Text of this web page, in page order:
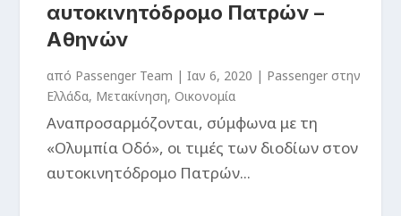
αυτοκινητόδρομο Πατρών –
Αθηνών
από Passenger Team |Ιαν 6, 2020 | Passenger στην
Ελλάδα, Μετακίνηση,Οικονομία
Αναπροσαρμόζονται, σύμφωνα με τη
«Ολυμπία Οδό», οι τιμές των διοδίων στον
αυτοκινητόδρομο Πατρών...